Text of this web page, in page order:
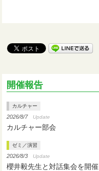
開催報告
カルチャー
2026/8/7 Update
カルチャー部会
ゼミ／演習
2026/8/3 Update
櫻井毅先生と対話集会を開催